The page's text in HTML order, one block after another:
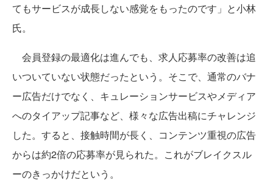
てもサービスが成長しない感覚をもったのです」と小林
氏。
会員登録の最適化は進んでも、求人応募率の改善は追
いついていない状態だったという。そこで、通常のバナ
ー広告だけでなく、キュレーションサービスやメディア
へのタイアップ記事など、様々な広告出稿にチャレンジ
した。すると、接触時間が長く、コンテンツ重視の広告
からは約2倍の応募率が見られた。これがブレイクスル
ーのきっかけだという。